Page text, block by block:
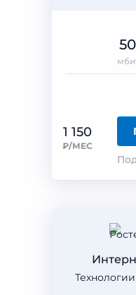
1 150
₽/МЕС